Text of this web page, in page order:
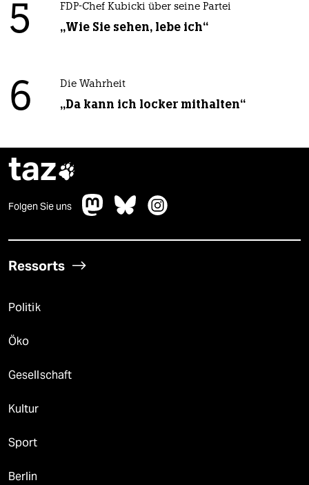
5 FDP-Chef Kubicki über seine Partei
„Wie Sie sehen, lebe ich“
6 Die Wahrheit
„Da kann ich locker mithalten“
taz
Folgen Sie uns
Ressorts
Politik
Öko
Gesellschaft
Kultur
Sport
Berlin